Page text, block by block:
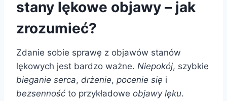
stany lękowe objawy – jak
zrozumieć?
Zdanie sobie sprawę z objawów stanów
lękowych jest bardzo ważne. Niepokój, szybkie
bieganie serca, drżenie, pocenie się i
bezsenność to przykładowe objawy lęku.